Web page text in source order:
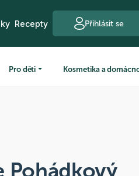
Recepty Přihlásit se
Pro děti Kosmetika a
Pohádkový